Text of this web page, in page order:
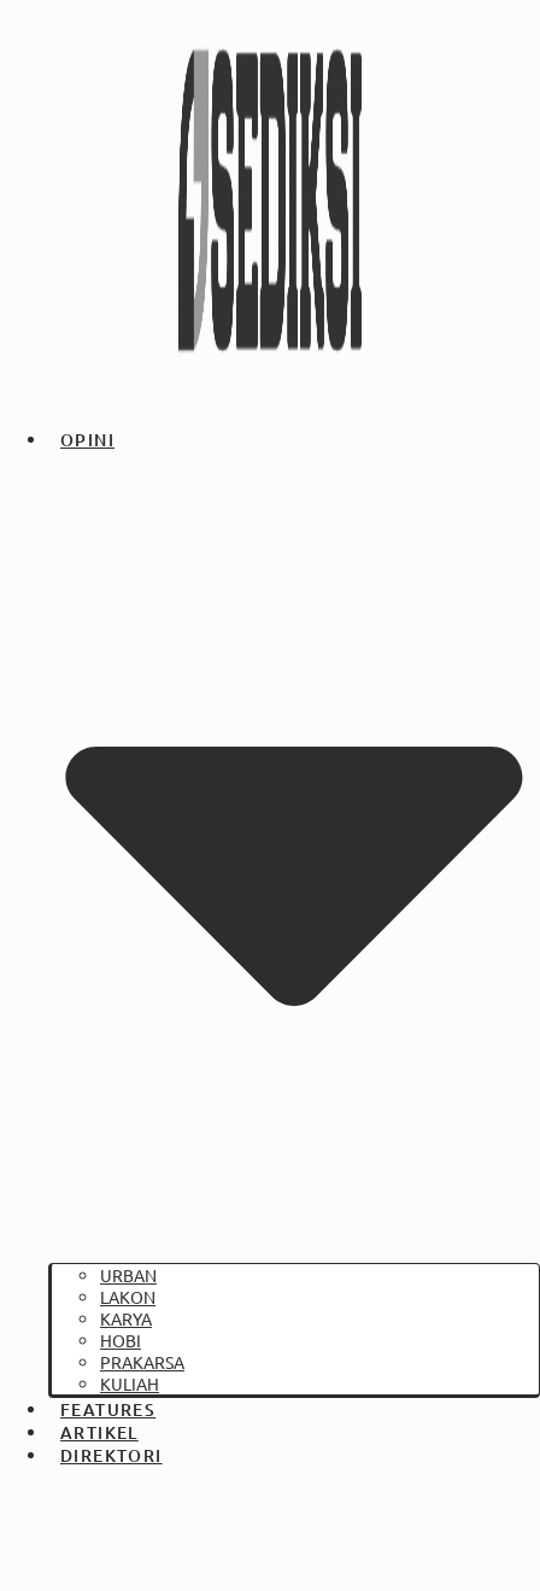
OPINI
URBAN
LAKON
KARYA
HOBI
PRAKARSA
KULIAH
FEATURES
ARTIKEL
DIREKTORI